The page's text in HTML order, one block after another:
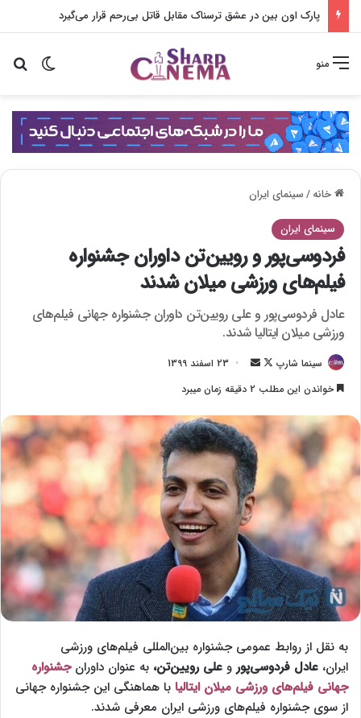
نامکوونگ مین در همسر بازجویی سختی از لی سانگ هی می‌کند
تغییر منو
خانه/سینمای ایران
سینمای ایران
فردوسی‌پور و رویین‌تن داوران جشنواره
فیلم‌های ورزشی میلان شدند
عادل فردوسی‌پور و علی رویین‌تن داوران جشنواره جهانی فیلم‌های
ورزشی میلان ایتالیا شدند.
سینما شارپ
F
l
o
w
o
n
X
ر
ل
ا
ی
م
ی
ل
23 اسفند 1399
خواندن این مطلب 2 دقیقه زمان میبرد
به نقل از روابط عمومی جشنواره بین‌المللی فیلم‌های ورزشی
ایران، عادل فردوسی‌پور و علی رویین‌تن، به عنوان داورانجشنواره
جهانی فیلم‌های ورزشی میلان ایتالیا با هماهنگی این جشنواره جهانی
از سوی جشنواره فیلم‌های ورزشی ایران معرفی شدند.